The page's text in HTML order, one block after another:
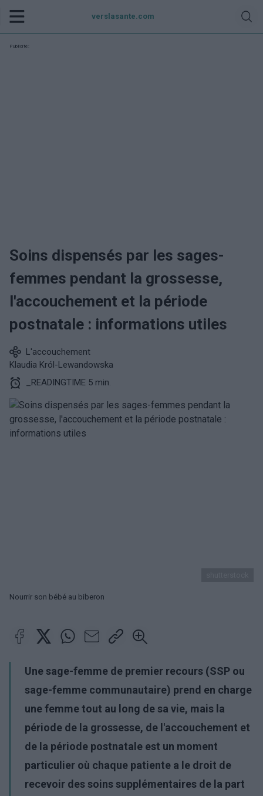
verslasante.com
Publicité:
Soins dispensés par les sages-
femmes pendant la grossesse,
l'accouchement et la période
postnatale : informations utiles
L'accouchement
Klaudia Król-Lewandowska
_READINGTIME 5 min.
Nourrir son bébé au biberon
Une sage-femme de premier recours (SSP ou
sage-femme communautaire) prend en charge
une femme tout au long de sa vie, mais la
période de la grossesse, de l'accouchement et
de la période postnatale est un moment
particulier où chaque patiente a le droit de
recevoir des soins supplémentaires de la part